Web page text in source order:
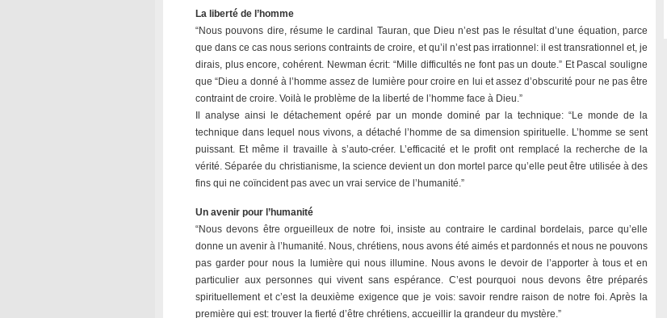
La liberté de l’homme
“Nous pouvons dire, résume le cardinal Tauran, que Dieu n’est pas le résultat d’une équation, parce
que dans ce cas nous serions contraints de croire, et qu’il n’est pas irrationnel: il est transrationnel et, je
dirais, plus encore, cohérent. Newman écrit: “Mille difficultés ne font pas un doute.” Et Pascal souligne
que “Dieu a donné à l’homme assez de lumière pour croire en lui et assez d’obscurité pour ne pas être
contraint de croire. Voilà le problème de la liberté de l’homme face à Dieu.”
Il analyse ainsi le détachement opéré par un monde dominé par la technique: “Le monde de la
technique dans lequel nous vivons, a détaché l’homme de sa dimension spirituelle. L’homme se sent
puissant. Et même il travaille à s’auto-créer. L’efficacité et le profit ont remplacé la recherche de la
vérité. Séparée du christianisme, la science devient un don mortel parce qu’elle peut être utilisée à des
fins qui ne coïncident pas avec un vrai service de l’humanité.”
Un avenir pour l’humanité
“Nous devons être orgueilleux de notre foi, insiste au contraire le cardinal bordelais, parce qu’elle
donne un avenir à l’humanité. Nous, chrétiens, nous avons été aimés et pardonnés et nous ne pouvons
pas garder pour nous la lumière qui nous illumine. Nous avons le devoir de l’apporter à tous et en
particulier aux personnes qui vivent sans espérance. C’est pourquoi nous devons être préparés
spirituellement et c’est la deuxième exigence que je vois: savoir rendre raison de notre foi. Après la
première qui est: trouver la fierté d’être chrétiens, accueillir la grandeur du mystère.”